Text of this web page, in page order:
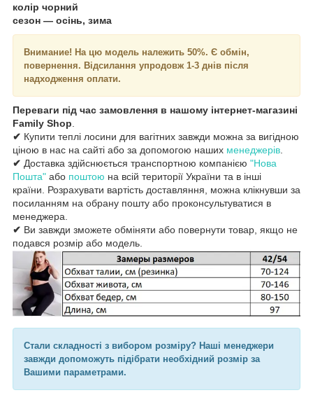
колір чорний
сезон — осінь, зима
Внимание! На цю модель належить 50%. Є обмін,
повернення. Відсилання упродовж 1-3 днів після
надходження оплати.
Переваги під час замовлення в нашому інтернет-магазині
Family Shop
✔ Купити теплі лосини для вагітних завжди можна за вигідною
ціною в нас на сайті або за допомогою наших менеджерів
✔ Доставка здійснюється транспортною компанією "Нова
Пошта" або поштою на всій території України та в інші
країни. Розрахувати вартість доставляння, можна клікнувши за
посиланням на обрану пошту або проконсультуватися в
менеджера.
✔ Ви завжди зможете обміняти або повернути товар, якщо не
подався розмір або модель.
Стали складності з вибором розміру? Наші менеджери
завжди допоможуть підібрати необхідний розмір за
Вашими параметрами.